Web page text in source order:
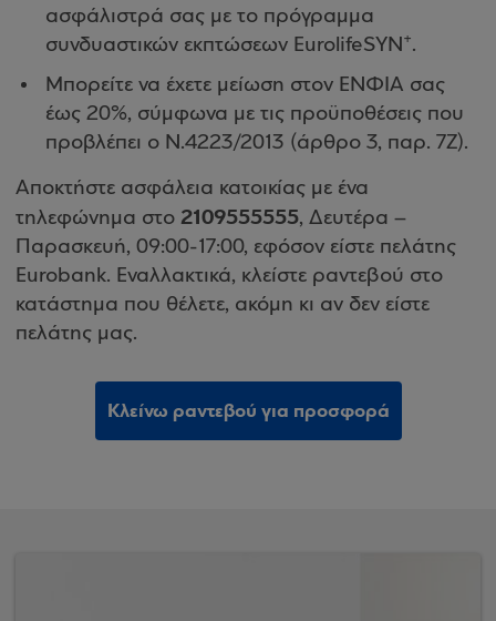
ασφάλιστρά σας με το πρόγραμμα
συνδυαστικών εκπτώσεων EurolifeSYN+.
Μπορείτε να έχετε μείωση στον ΕΝΦΙΑ σας
έως 20%, σύμφωνα με τις προϋποθέσεις που
προβλέπει ο Ν.4223/2013 (άρθρο 3, παρ. 7Ζ).
Αποκτήστε ασφάλεια κατοικίας με ένα
τηλεφώνημα στο 2109555555, Δευτέρα –
Παρασκευή, 09:00-17:00, εφόσον είστε πελάτης
Eurobank. Εναλλακτικά, κλείστε ραντεβού στο
κατάστημα που θέλετε, ακόμη κι αν δεν είστε
πελάτης μας.
Κλείνω ραντεβού για προσφορά